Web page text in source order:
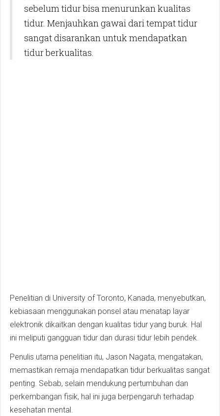
sebelum tidur bisa menurunkan kualitas
tidur. Menjauhkan gawai dari tempat tidur
sangat disarankan untuk mendapatkan
tidur berkualitas.
Penelitian di University of Toronto, Kanada, menyebutkan,
kebiasaan menggunakan ponsel atau menatap layar
elektronik dikaitkan dengan kualitas tidur yang buruk. Hal
ini meliputi gangguan tidur dan durasi tidur lebih pendek.
Penulis utama penelitian itu, Jason Nagata, mengatakan,
memastikan remaja mendapatkan tidur berkualitas sangat
penting. Sebab, selain mendukung pertumbuhan dan
perkembangan fisik, hal ini juga berpengaruh terhadap
kesehatan mental.